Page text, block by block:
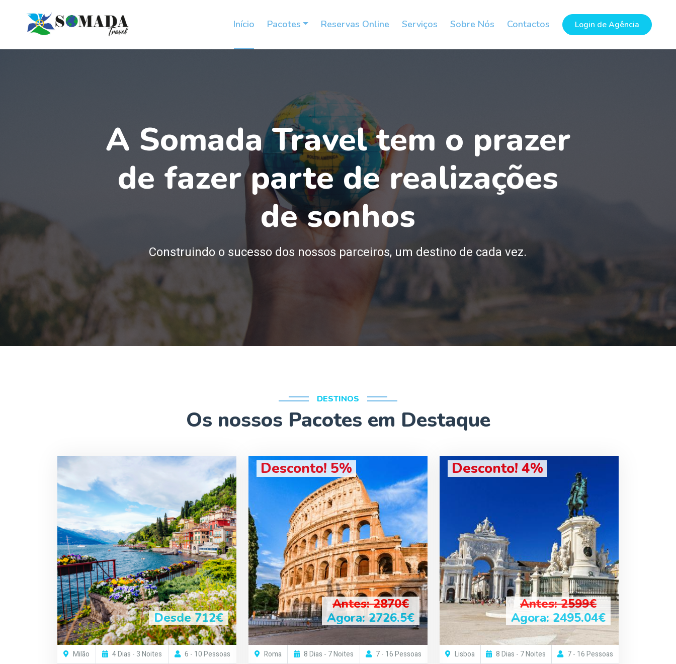
Início Pacotes Reservas Online Serviços Sobre Nós Contactos Login de Agência
A Somada Travel tem o prazer
de fazer parte de realizações
de sonhos
Construindo o sucesso dos nossos parceiros, um destino de cada vez.
DESTINOS
Os nossos Pacotes em Destaque
Desde 712€
Milão 4 Dias - 3 Noites 6 - 10 Pessoas
Desconto! 5%
Antes: 2870€
Agora: 2726.5€
Roma 8 Dias - 7 Noites 7 - 16 Pessoas
Desconto! 4%
Antes: 2599€
Agora: 2495.04€
Lisboa 8 Dias - 7 Noites 7 - 16 Pessoas